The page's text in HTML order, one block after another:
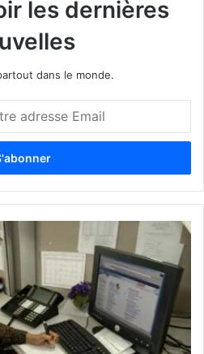
les dernières
dans le monde.